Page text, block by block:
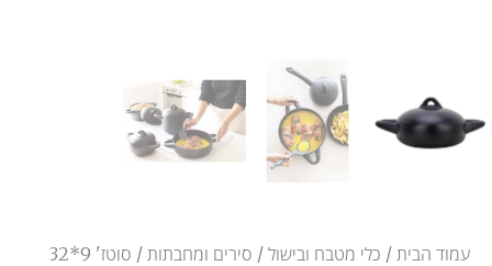
עמוד הבית / כלי מטבח ובישול / סירים ומחבתות
/ סוטז' 9*32